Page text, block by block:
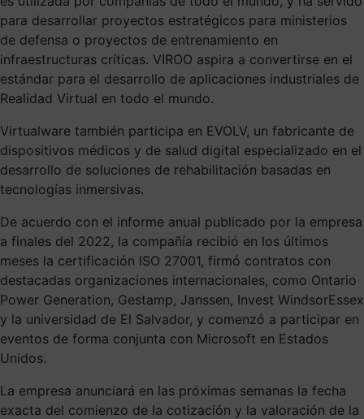
para desarrollar proyectos estratégicos para ministerios
de defensa o proyectos de entrenamiento en
infraestructuras críticas. VIROO aspira a convertirse en el
estándar para el desarrollo de aplicaciones industriales de
Realidad Virtual en todo el mundo.
Virtualware también participa en EVOLV, un fabricante de
dispositivos médicos y de salud digital especializado en el
desarrollo de soluciones de rehabilitación basadas en
tecnologías inmersivas.
De acuerdo con el informe anual publicado por la empresa
a finales del 2022, la compañía recibió en los últimos
meses la certificación ISO 27001, firmó contratos con
destacadas organizaciones internacionales, como Ontario
Power Generation, Gestamp, Janssen, Invest WindsorEssex
y la universidad de El Salvador, y comenzó a participar en
eventos de forma conjunta con Microsoft en Estados
Unidos.
La empresa anunciará en las próximas semanas la fecha
exacta del comienzo de la cotización y la valoración de la